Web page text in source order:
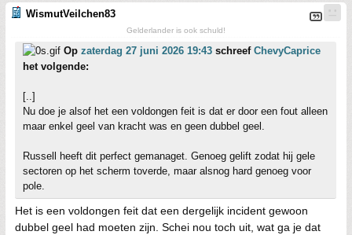
WismutVeilchen83
Gelderlander is ook schuld!
Op zaterdag 27 juni 2026 19:43 schreef ChevyCaprice
het volgende:
[..]
Nu doe je alsof het een voldongen feit is dat er door een fout alleen
maar enkel geel van kracht was en geen dubbel geel.
Russell heeft dit perfect gemanaget. Genoeg gelift zodat hij gele
sectoren op het scherm toverde, maar alsnog hard genoeg voor
pole.
Het is een voldongen feit dat een dergelijk incident gewoon
dubbel geel had moeten zijn. Schei nou toch uit, wat ga je dat